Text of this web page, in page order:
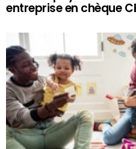
entreprise en chèque